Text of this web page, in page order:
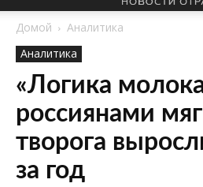
Домой
Аналитика
Аналитика
«Логика
россиянами
творога
за год